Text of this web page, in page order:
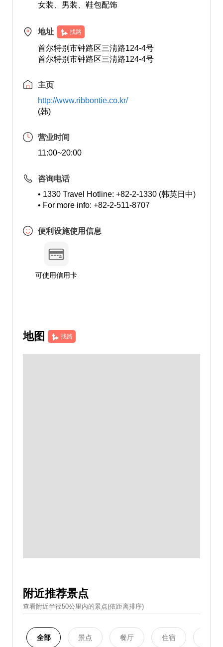
女装、男装、鞋包配饰
地址 找路
首尔特别市钟路区三淸路124-4号
首尔特别市钟路区三淸路124-4号
主页
http://www.ribbontie.co.kr/
(韩)
营业时间
11:00~20:00
咨询电话
• 1330 Travel Hotline: +82-2-1330 (韩英日中)
• For more info: +82-2-511-8707
便利设施使用信息
可使用信用卡
地图 找路
附近推荐景点
查看附近半径50公里內的景点(依距离排序)
全部 景点 餐厅 住宿